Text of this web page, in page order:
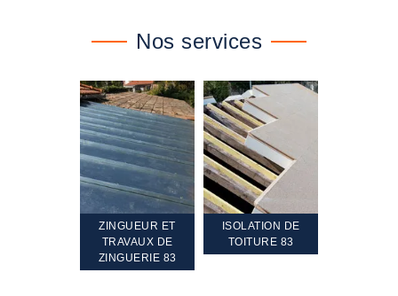
Nos services
ZINGUEUR ET
TRAVAUX DE
ZINGUERIE 83
ISOLATION DE
TOITURE 83